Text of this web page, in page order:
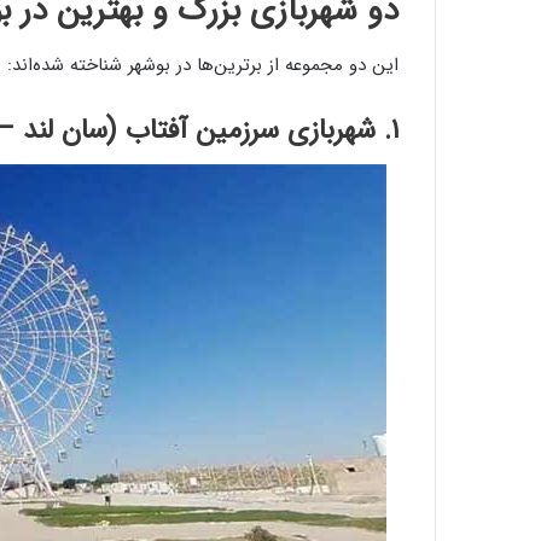
دو شهربازی بزرگ و بهترین در
این دو مجموعه از برترین‌ها در بوشهر شناخته شده‌اند:
۱. شهربازی سرزمین آفتاب (سان لند – پارک ساحلی شغاب)